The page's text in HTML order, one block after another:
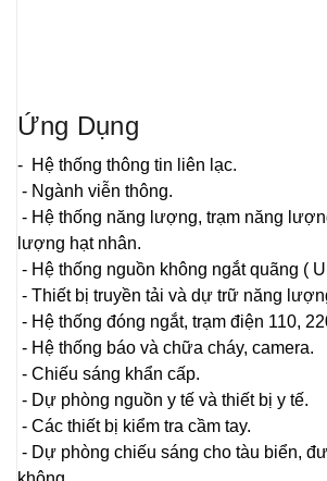
Ứng Dụng
- Hệ thống thông tin liên lạc.
- Ngành viễn thông.
- Hệ thống năng lượng, trạm năng
lượng hạt nhân.
- Hệ thống nguồn không ngắt quãng (
- Thiết bị truyền tải và dự trữ năng
- Hệ thống đóng ngắt, trạm điện 110,
- Hệ thống báo và chữa cháy, camera.
- Chiếu sáng khẩn cấp.
- Dự phòng nguồn y tế và thiết bị y tế.
- Các thiết bị kiểm tra cầm tay.
- Dự phòng chiếu sáng cho tàu biển,